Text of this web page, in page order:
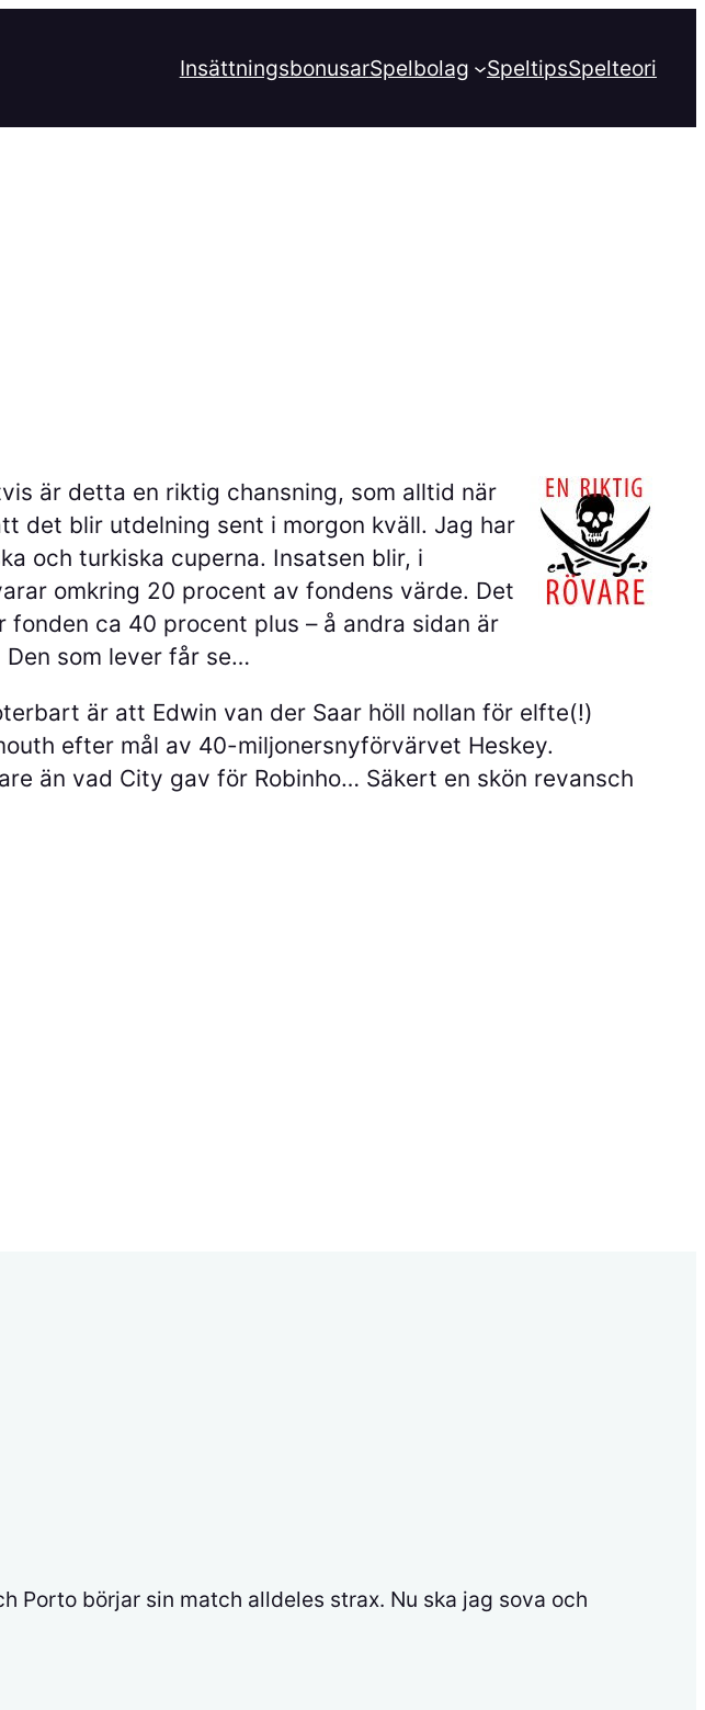
InsättningsbonusarSpelbolag SpeltipsSpelteori
är detta en riktig chansning, som alltid när
det blir utdelning sent i morgon kväll. Jag har
och turkiska cuperna. Insatsen blir, i
omkring 20 procent av fondens värde. Det
ca 40 procent plus – å andra sidan är
som lever får se…
är att Edwin van der Saar höll nollan för elfte(!)
efter mål av 40-miljonersnyförvärvet Heskey.
än vad City gav för Robinho… Säkert en skön revansch
Porto börjar sin match alldeles strax. Nu ska jag sova och